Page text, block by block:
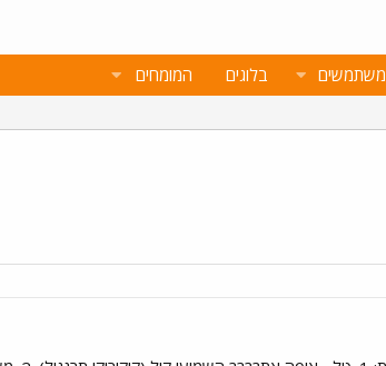
משתמשים בלוגים המומחים